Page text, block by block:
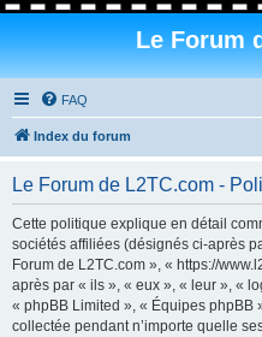
Le Forum
FAQ
Index du forum
Le Forum de L2TC.com -
Cette politique explique en détail
sociétés affiliées (désignés ci-après
Forum de L2TC.com », « https://
après par « ils », « eux », « leur », «
« phpBB Limited », « Équipes phpBB
collectée pendant n’importe quelle